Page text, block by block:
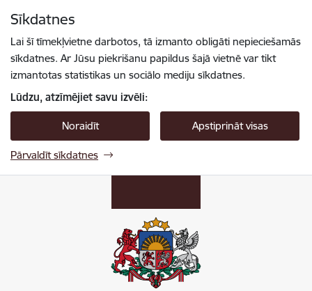
Sīkdatnes
Lai šī tīmekļvietne darbotos, tā izmanto obligāti nepieciešamās
sīkdatnes. Ar Jūsu piekrišanu papildus šajā vietnē var tikt
izmantotas statistikas un sociālo mediju sīkdatnes.
Lūdzu, atzīmējiet savu izvēli:
Noraidīt Apstiprināt visas
Pārvaldīt sīkdatnes